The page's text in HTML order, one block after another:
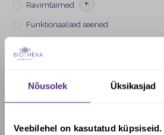
Nõusolek Üksikasjad
Veebilehel on kasutatud küpsiseid.
Ravimtaimed +
Funktionaalsed seened
Soolestiku tervis
Aju ja närvisüsteem +